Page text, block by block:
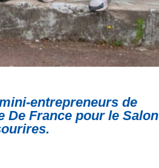
entrepreneurs de
De France pour le Salon